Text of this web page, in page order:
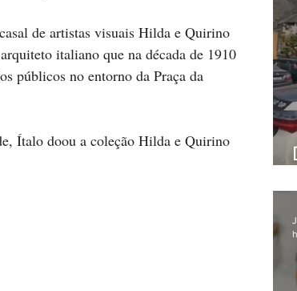
de artistas visuais Hilda e Quirino
italiano que na década de 1910
públicos no entorno da Praça da
Ítalo doou a coleção Hilda e Quirino